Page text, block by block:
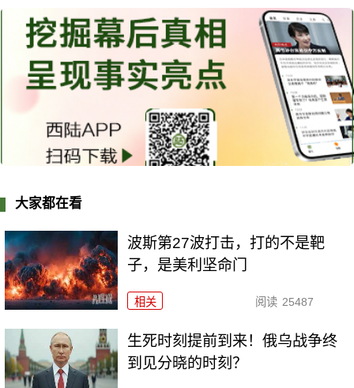
大家都在看
波斯第27波打击，打的不是靶
子，是美利坚命门
相关 阅读 25487
生死时刻提前到来！俄乌战争终
到见分晓的时刻？